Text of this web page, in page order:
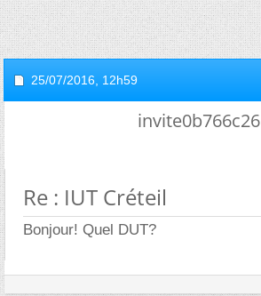
25/07/2016, 12h59
invite0b766c26
Re : IUT Créteil
Bonjour! Quel DUT?